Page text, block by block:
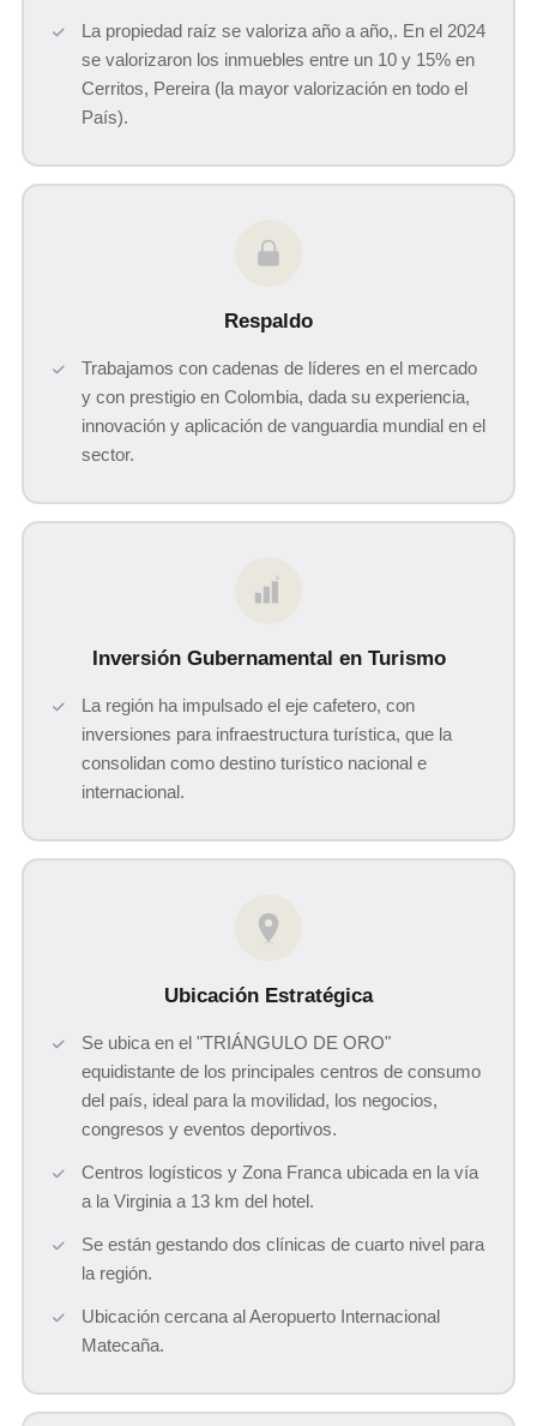
La propiedad raíz se valoriza año a año,. En el 2024
se valorizaron los inmuebles entre un 10 y 15% en
Cerritos, Pereira (la mayor valorización en todo el
País).
Respaldo
Trabajamos con cadenas de líderes en el mercado
y con prestigio en Colombia, dada su experiencia,
innovación y aplicación de vanguardia mundial en el
sector.
$
Inversión Gubernamental en Turismo
La región ha impulsado el eje cafetero, con
inversiones para infraestructura turística, que la
consolidan como destino turístico nacional e
internacional.
Ubicación Estratégica
Se ubica en el "TRIÁNGULO DE ORO"
equidistante de los principales centros de consumo
del país, ideal para la movilidad, los negocios,
congresos y eventos deportivos.
Centros logísticos y Zona Franca ubicada en la vía
a la Virginia a 13 km del hotel.
Se están gestando dos clínicas de cuarto nivel para
la región.
Ubicación cercana al Aeropuerto Internacional
Matecaña.